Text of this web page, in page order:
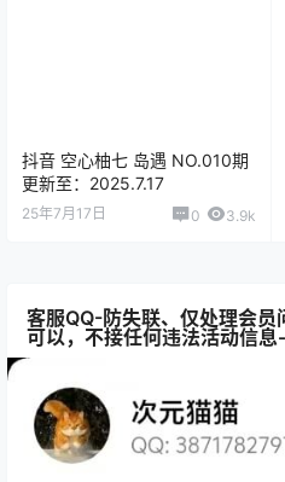
抖音 空心柚七 岛遇 NO.010期
更新至：2025.7.17
25年7月17日 0 3.9k
客服QQ-防失联、仅处理会
可以，不接任何违法活动信息